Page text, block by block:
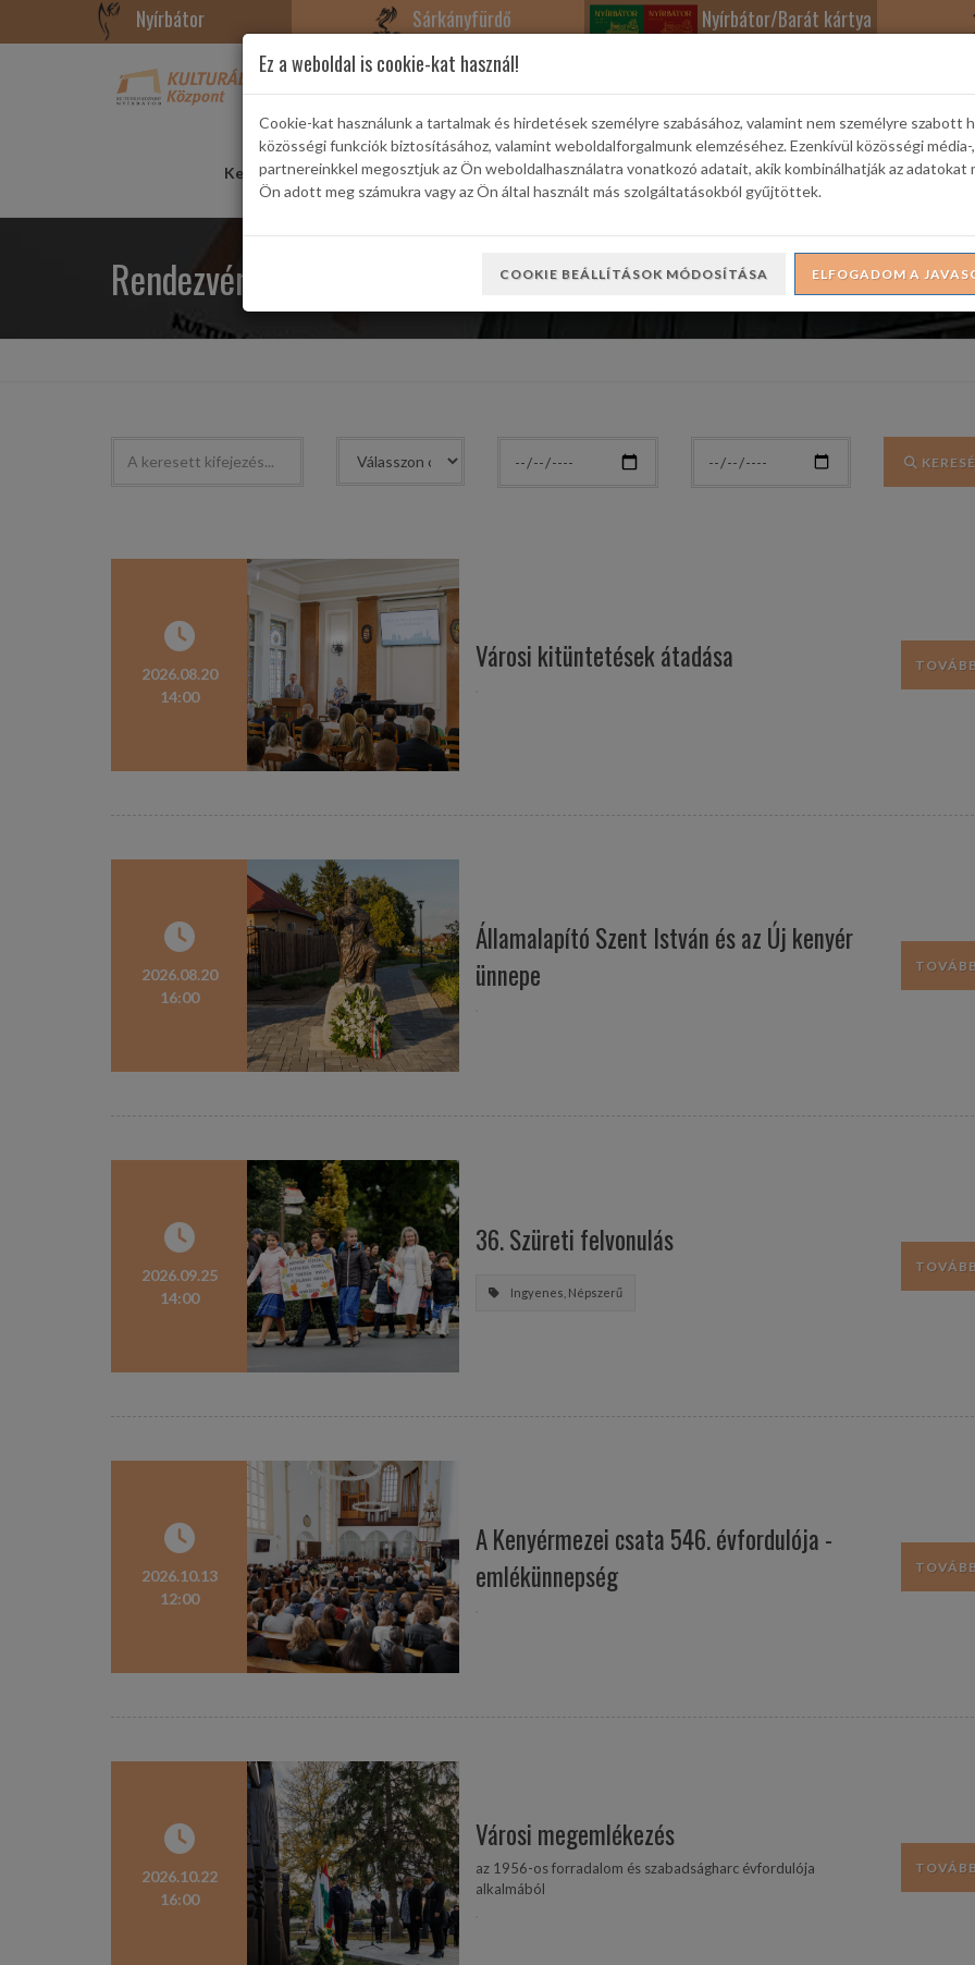
Nyírbátor Sárkányfürdő Nyírbátor/Barát kártya
Kezdőlap Rendezvények Koncertek Színház Ifjúsági és Családi Kuckó Városi Galéria
Rendezvények
2026.08.20
14:00
Városi kitüntetések átadása
2026.08.20
16:00
Államalapító Szent István és az Új kenyér
ünnepe
2026.09.25
14:00
36. Szüreti felvonulás
Ingyenes, Népszerű
2026.10.13
12:00
A Kenyérmezei csata 546. évfordulója -
emlékünnepség
2026.10.22
16:00
Városi megemlékezés
az 1956-os forradalom és szabadságharc évfordulója
alkalmából
Ez a weboldal is cookie-kat használ!
Cookie-kat használunk a tartalmak és hirdetések személyre szabásához, valamint nem személyre
közösségi funkciók biztosításához, valamint weboldalforgalmunk elemzéséhez. Ezenkívül közösségi
partnereinkkel megosztjuk az Ön weboldalhasználatra vonatkozó adatait, akik kombinálhatják az adatokat
Ön adott meg számukra vagy az Ön által használt más szolgáltatásokból gyűjtöttek.
COOKIE BEÁLLÍTÁSOK MÓDOSÍTÁSA ELFOGADOM A